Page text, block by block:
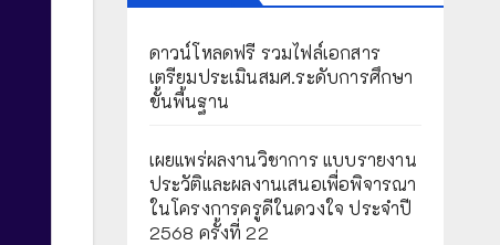
ดาวน์โหลดฟรี รวมไฟล์เอกสาร
เตรียมประเมินสมศ.ระดับการศึกษา
ขั้นพื้นฐาน
เผยแพร่ผลงานวิชาการ แบบรายงาน
ประวัติและผลงานเสนอเพื่อพิจารณา
ในโครงการครูดีในดวงใจ ประจำปี
2568 ครั้งที่ 22